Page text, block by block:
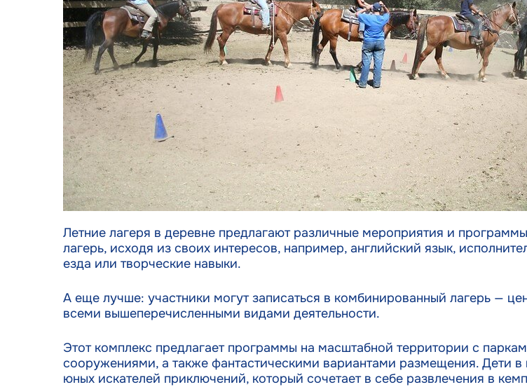
мошенничества, устранение ошибок, Доставка
рекламы и контента, Сохранение и передача
настроек конфиденциальности.
Летние лагеря в деревне предлагают различные мероприятия и
лагерь, исходя из своих интересов, например, английский язык,
езда или творческие навыки.
А еще лучше: участники могут записаться в комбинированный лагерь —
всеми вышеперечисленными видами деятельности.
Этот комплекс предлагает программы на масштабной территории с
сооружениями, а также фантастическими вариантами размещения. Дети в
юных искателей приключений, который сочетает в себе развлечения в